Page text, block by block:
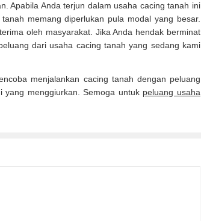
Apabila Anda terjun dalam usaha cacing tanah ini
memang diperlukan pula modal yang besar.
oleh masyarakat. Jika Anda hendak berminat
dari usaha cacing tanah yang sedang kami
menjalankan cacing tanah dengan peluang
menggiurkan. Semoga untuk peluang usaha